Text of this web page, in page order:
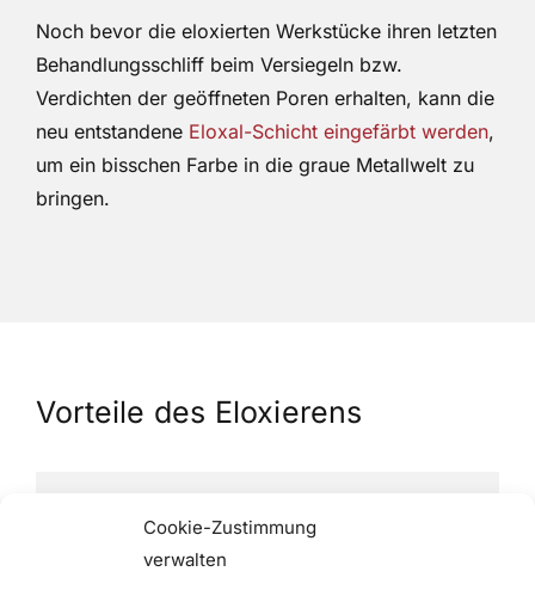
Cookie-Zustimmung
verwalten
Noch bevor die eloxierten Werkstücke ihren letzten
Behandlungsschliff beim Versiegeln bzw.
Verdichten der geöffneten Poren erhalten, kann die
neu entstandene Eloxal-Schicht eingefärbt werden,
um ein bisschen Farbe in die graue Metallwelt zu
bringen.
Vorteile des Eloxierens
keine elektrische Leitfähigkeit der Eloxal-